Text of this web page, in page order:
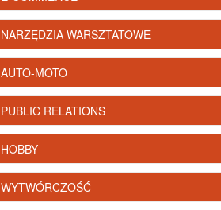
NARZĘDZIA WARSZTATOWE
AUTO-MOTO
PUBLIC RELATIONS
HOBBY
WYTWÓRCZOŚĆ